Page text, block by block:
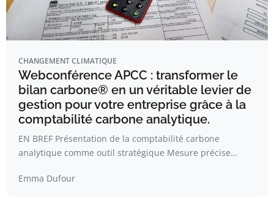
CHANGEMENT CLIMATIQUE
Webconférence APCC : transformer le
bilan carbone® en un véritable levier de
gestion pour votre entreprise grâce à la
comptabilité carbone analytique.
EN BREF Présentation de la comptabilité carbone
analytique comme outil stratégique Mesure précise…
Emma Dufour